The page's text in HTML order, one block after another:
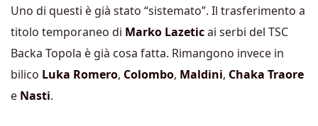
Uno di questi è già stato “sistemato”. Il trasferimento a
titolo temporaneo di Marko Lazeticai serbi del TSC
Backa Topola è già cosa fatta. Rimangono invece in
bilico Luka Romero, Colombo, Maldini, Chaka Traore
e Nasti.